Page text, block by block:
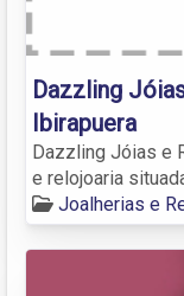
Dazzling
Ibirapuera
Dazzling Jóias e
e relojoaria
Joalherias e